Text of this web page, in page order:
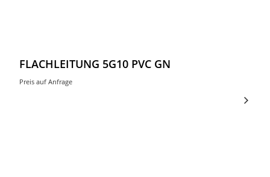
FLACHLEITUNG 5G10 PVC GN
Preis auf Anfrage